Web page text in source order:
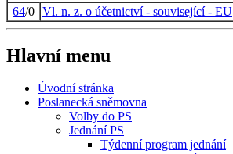
64/0 Vl. n. z. o účetnictví - související - EU
Hlavní menu
Úvodní stránka
Poslanecká sněmovna
Volby do PS
Jednání PS
Týdenní program jednání